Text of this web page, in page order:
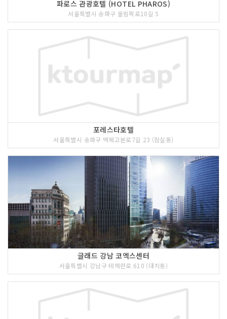
파로스 관광호텔 (HOTEL PHAROS)
서울특별시 송파구 올림픽로10길 5
포레스타호텔
서울특별시 송파구 백제고분로7길 23 (잠실동)
글래드 강남 코엑스센터
서울특별시 강남구 테헤란로 610 (대치동)